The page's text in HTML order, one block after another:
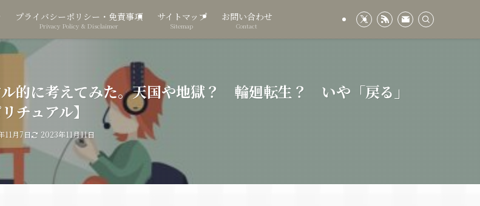
プライバシーポリシー・免責事項
Privacy Policy & Disclaimer
サイトマップ
Sitemap
お問い合わせ
Contact
的に考えてみた。天国や地獄？ 輪廻転生？ いや「戻る」
チュアル】
11月7日 2023年11月11日